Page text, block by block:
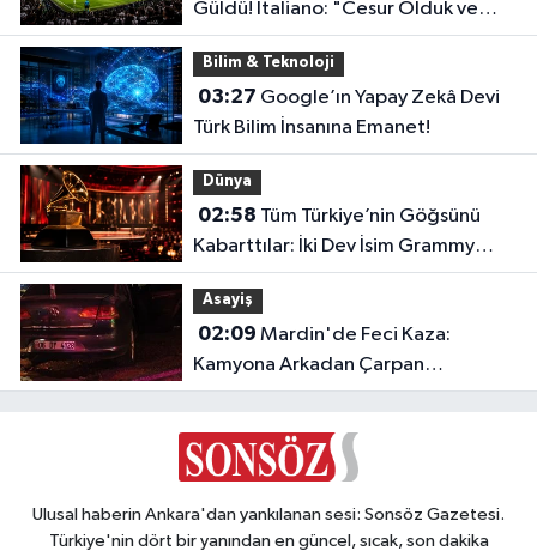
Güldü! Italiano: "Cesur Olduk ve
Karşılığını Aldık"
Bilim & Teknoloji
03:27
Türk Bilim İnsanına Emanet!
Dünya
02:58
Kabarttılar: İki Dev İsim Grammy
Jürisine Seçildi!
Asayiş
02:09
Kamyona Arkadan Çarpan
Otomobilde 1 Ölü, 2 Ağır Yaralı
Ulusal haberin Ankara'dan yankılanan sesi: Sonsöz Gazetesi.
Türkiye'nin dört bir yanından en güncel, sıcak, son dakika